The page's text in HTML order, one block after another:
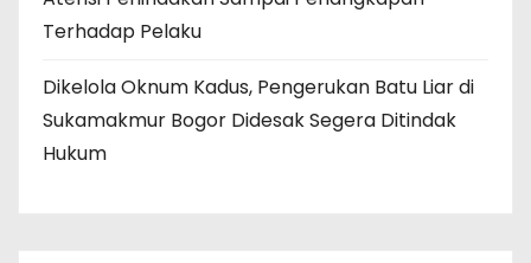
Terhadap Pelaku
Dikelola Oknum Kadus, Pengerukan Batu Liar di
Sukamakmur Bogor Didesak Segera Ditindak
Hukum